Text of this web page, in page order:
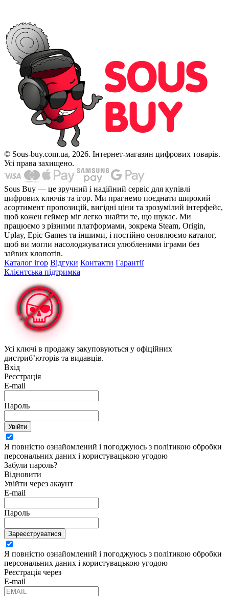
© Sous-buy.com.ua, 2026. Інтернет-магазин цифрових товарів.
Усі права захищено.
Sous Buy — це зручний і надійний сервіс для купівлі
цифрових ключів та ігор. Ми прагнемо поєднати широкий
асортимент пропозицій, вигідні ціни та зрозумілий інтерфейс,
щоб кожен геймер міг легко знайти те, що шукає. Ми
працюємо з різними платформами, зокрема Steam, Origin,
Uplay, Epic Games та іншими, і постійно оновлюємо каталог,
щоб ви могли насолоджуватися улюбленими іграми без
зайвих клопотів.
Каталог ігор Відгуки Контакти Гарантії
Клієнтська підтримка
Усі ключі в продажу закуповуються у офіційних
дистриб’юторів та видавців.
Вхід
Реєстрація
E-mail
Пароль
Увійти
Я повністю ознайомлений і погоджуюсь з політикою обробки
персональних даних і користувацькою угодою
Забули пароль?
Відновити
Увійти через акаунт
E-mail
Пароль
Зареєструватися
Я повністю ознайомлений і погоджуюсь з політикою обробки
персональних даних і користувацькою угодою
Реєстрація через
E-mail